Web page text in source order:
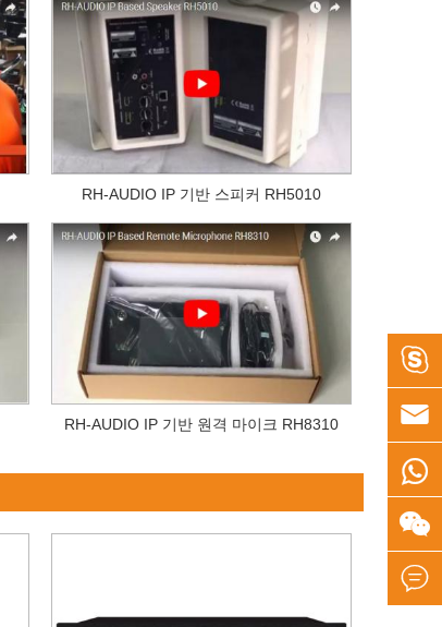
RH-AUDIO IP 기반 스피커 RH5010
RH-AUDIO IP 기반 원격 마이크 RH8310




